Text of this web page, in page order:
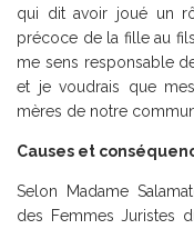
qui dit avoir joué un
précoce de la fille au fils
me sens responsable
et je voudrais que
mères de notre
Causes et
Selon Madame
des Femmes Juristes